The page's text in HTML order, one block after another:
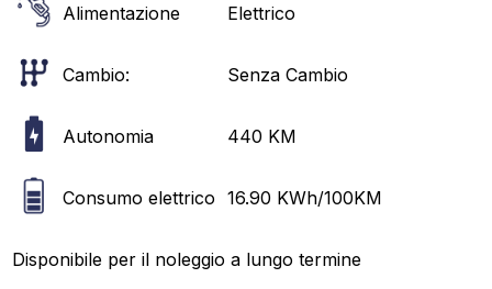
Alimentazione Elettrico
Cambio: Senza Cambio
Autonomia 440 KM
Consumo elettrico 16.90 KWh/100KM
Disponibile per il noleggio a lungo termine